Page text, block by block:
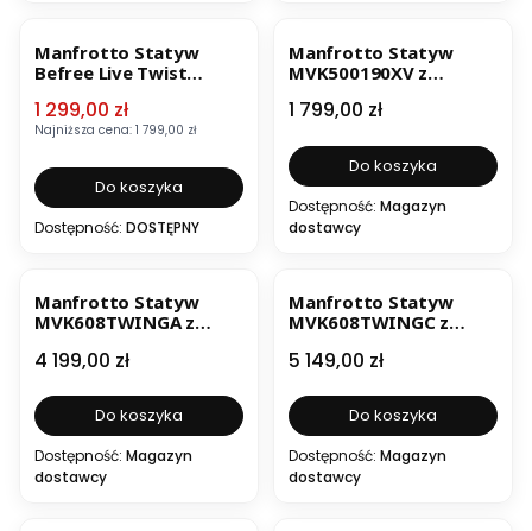
Manfrotto Statyw
Befree Live Twist
z gł. video i torbą
Cena promocyjna
1 299,00 zł
Najniższa cena: 1 799,00 zł
Do koszyka
Dostępność: DOSTĘPNY
Manfrotto Statyw
MVK500190XV z
Cena
1 799,00 zł
Do koszyka
Dostępność: Magazyn
dostawcy
Manfrotto Statyw
MVK608TWINGA z
pokrowcem, rozpórka
Cena
4 199,00 zł
Do koszyka
Dostępność: Magazyn
dostawcy
Manfrotto Statyw
MVK608TWINGC z
pokrowcem, rozpórka
Cena
5 149,00 zł
Do koszyka
Dostępność: Magazyn
dostawcy